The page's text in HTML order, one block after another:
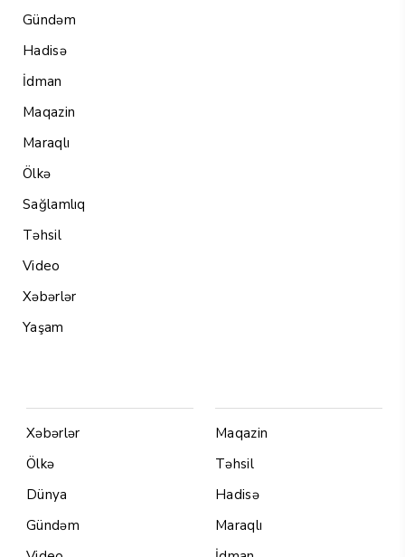
Gündəm
Hadisə
İdman
Maqazin
Maraqlı
Ölkə
Sağlamlıq
Təhsil
Video
Xəbərlər
Yaşam
Xəbərlər
Ölkə
Dünya
Gündəm
Maqazin
Təhsil
Hadisə
Maraqlı